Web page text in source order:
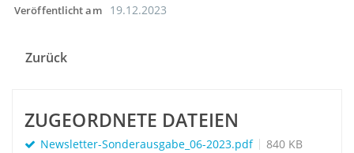
Veröffentlicht am 19.12.2023
Zurück
ZUGEORDNETE DATEIEN
Newsletter-Sonderausgabe_06-2023.pdf 840 KB